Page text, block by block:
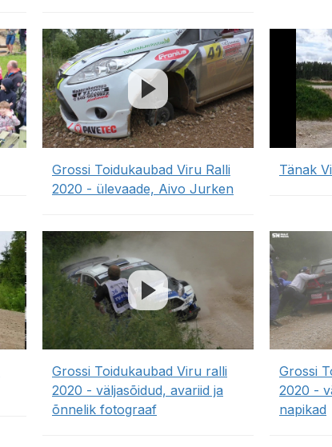
Grossi Toidukaubad Viru Ralli
2020 - ülevaade, Aivo Jurken
Tänak
Grossi Toidukaubad Viru ralli
2020 - väljasõidud, avariid ja
õnnelik fotograaf
Grossi
2020 -
napikad